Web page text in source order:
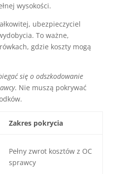
wysokości.
ubezpieczyciel
To ważne,
gdzie koszty mogą
się o odszkodowanie
. Nie muszą pokrywać
Zakres pokrycia
Pełny zwrot kosztów z OC
sprawcy